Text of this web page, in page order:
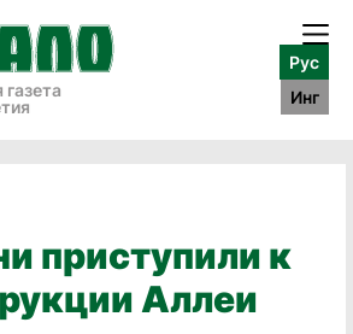
Рус
Инг
приступили к
Аллеи